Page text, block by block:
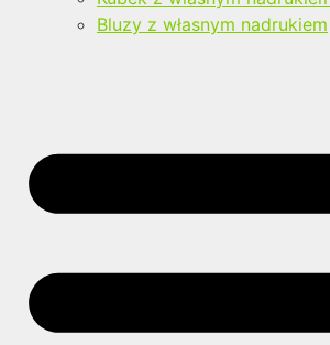
Bluzy z własnym nadrukiem